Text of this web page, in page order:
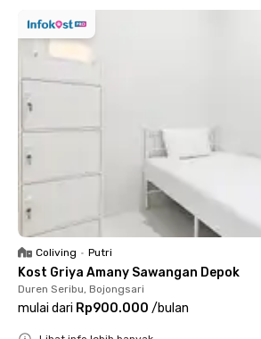
Coliving • Putri
Kost Griya Amany Sawangan Depok
Duren Seribu, Bojongsari
mulai dari Rp900.000 /bulan